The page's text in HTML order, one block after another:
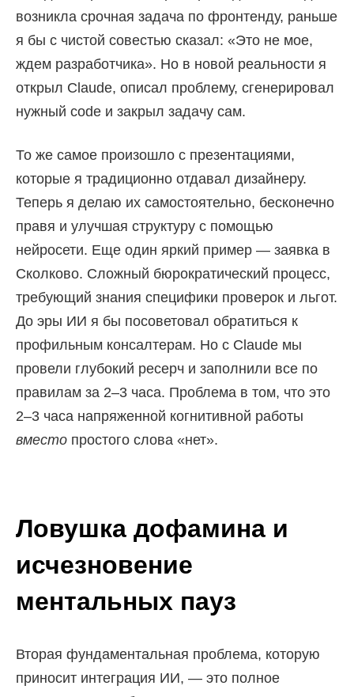
возникла срочная задача по фронтенду, раньше
я бы с чистой совестью сказал: «Это не мое,
ждем разработчика». Но в новой реальности я
открыл Claude, описал проблему, сгенерировал
нужный code и закрыл задачу сам.
То же самое произошло с презентациями,
которые я традиционно отдавал дизайнеру.
Теперь я делаю их самостоятельно, бесконечно
правя и улучшая структуру с помощью
нейросети. Еще один яркий пример — заявка в
Сколково. Сложный бюрократический процесс,
требующий знания специфики проверок и льгот.
До эры ИИ я бы посоветовал обратиться к
профильным консалтерам. Но с Claude мы
провели глубокий ресерч и заполнили все по
правилам за 2–3 часа. Проблема в том, что это
2–3 часа напряженной когнитивной работы
вместо простого слова «нет».
Ловушка дофамина и
исчезновение
ментальных пауз
Вторая фундаментальная проблема, которую
приносит интеграция ИИ, — это полное